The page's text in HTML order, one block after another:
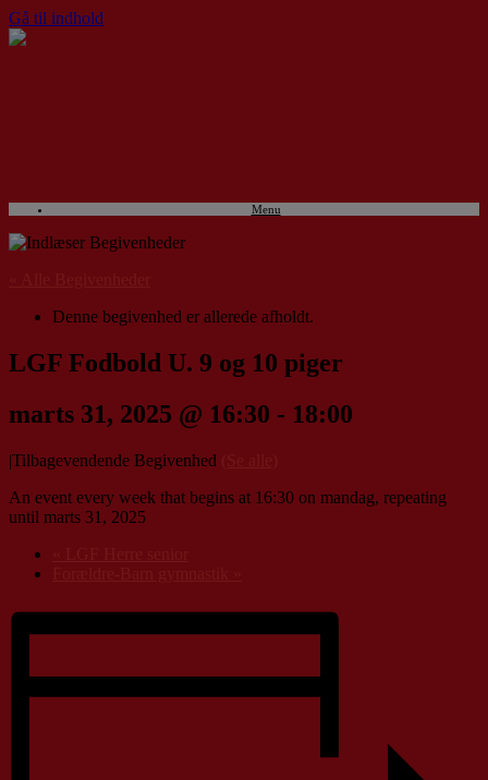
Gå til indhold
Menu
Denne begivenhed er allerede afholdt.
LGF Fodbold U. 9 og 10 piger
marts 31, 2025 @ 16:30 - 18:00
|Tilbagevendende Begivenhed
An event every week that begins at 16:30 on mandag, repeating
until marts 31, 2025